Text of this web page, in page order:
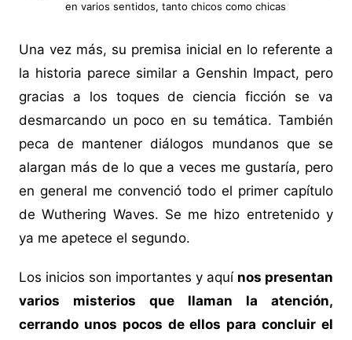
en varios sentidos, tanto chicos como chicas
Una vez más, su premisa inicial en lo referente a
la historia parece similar a Genshin Impact, pero
gracias a los toques de ciencia ficción se va
desmarcando un poco en su temática. También
peca de mantener diálogos mundanos que se
alargan más de lo que a veces me gustaría, pero
en general me convenció todo el primer capítulo
de Wuthering Waves. Se me hizo entretenido y
ya me apetece el segundo.
Los inicios son importantes y aquí nos presentan
varios misterios que llaman la atención,
cerrando unos pocos de ellos para concluir el